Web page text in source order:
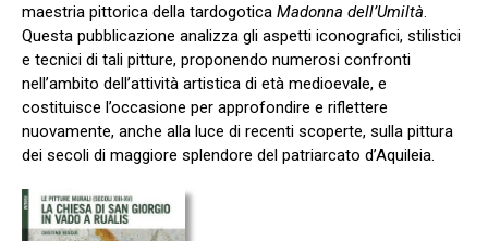
maestria pittorica della tardogotica Madonna dell’Umiltà.
Questa pubblicazione analizza gli aspetti iconografici, stilistici
e tecnici di tali pitture, proponendo numerosi confronti
nell’ambito dell’attività artistica di età medioevale, e
costituisce l’occasione per approfondire e riflettere
nuovamente, anche alla luce di recenti scoperte, sulla pittura
dei secoli di maggiore splendore del patriarcato d’Aquileia.